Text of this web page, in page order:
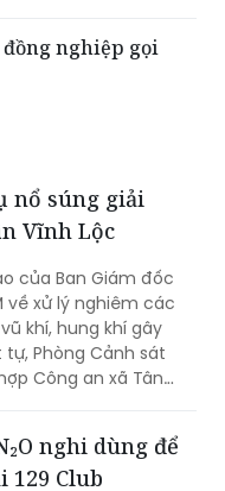
đồng nghiệp gọi
nổ súng giải
Vĩnh Lộc
của Ban Giám đốc
về xử lý nghiêm các
khí, hung khí gây
Phòng Cảnh sát
Công an xã Tân
ý gây thương tích” và
cộng” xảy ra ngày
nghi dùng để
129 Club